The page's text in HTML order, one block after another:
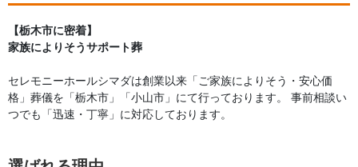
【栃木市に密着】
家族によりそうサポート葬
セレモニーホールシマダは創業以来「ご家族によりそう・安心価
格」葬儀を「栃木市」「小山市」にて行っております。 事前相談い
つでも「迅速・丁寧」に対応しております。